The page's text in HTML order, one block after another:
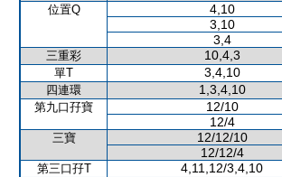
位置Q 4,10
3,10
3,4
三重彩 10,4,3
單T 3,4,10
四連環 1,3,4,10
第九口孖寶 12/10
12/4
三寶 12/12/10
12/12/4
第三口孖T 4,11,12/3,4,10